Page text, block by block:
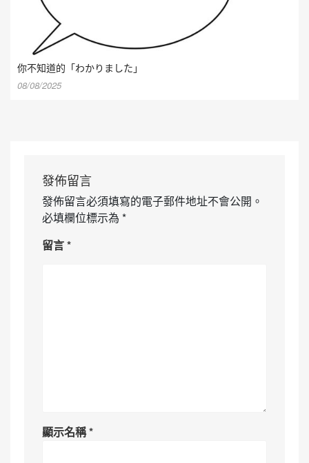
你不知道的「わかりました」
08/08/2025
發佈留言
發佈留言必須填寫的電子郵件地址不會公開。
必填欄位標示為 *
留言*
顯示名稱*